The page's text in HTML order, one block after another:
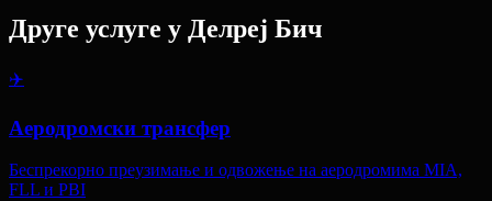
Друге услуге у Делреј Бич
✈️
Аеродромски трансфер
Беспрекорно преузимање и одвожење на аеродромима MIA,
FLL и PBI